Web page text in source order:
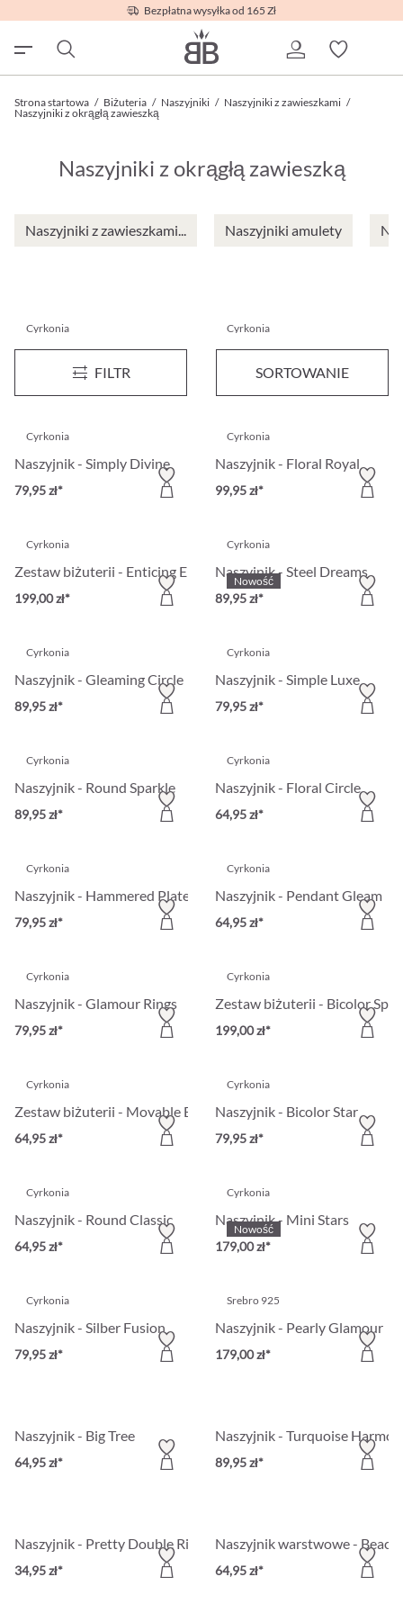
Bezpłatna wysyłka od 165 Zł
Strona startowa / Biżuteria / Naszyjniki / Naszyjniki z zawieszkami /
Naszyjniki z okrągłą zawieszką
Naszyjniki z okrągłą zawieszką
Naszyjniki z zawieszkami... Naszyjniki amulety
FILTR SORTOWANIE
Cyrkonia
Naszyjnik - Zirconia Sun
Cyrkonia
Naszyjnik - Classically Elegant
149,00 zł*
Cyrkonia
Naszyjnik - Simply Divine
79,95 zł*
Cyrkonia
Naszyjnik - Floral Royal
99,95 zł*
Cyrkonia
Zestaw biżuterii - Enticing Emerald
199,00 zł*
Nowość
Cyrkonia
Naszyjnik - Steel Dreams
89,95 zł*
Cyrkonia
Naszyjnik - Gleaming Circle
89,95 zł*
Cyrkonia
Naszyjnik - Simple Luxe
79,95 zł*
Cyrkonia
Naszyjnik - Round Sparkle
89,95 zł*
Cyrkonia
Naszyjnik - Floral Circle
64,95 zł*
Cyrkonia
Naszyjnik - Hammered Plate
79,95 zł*
Cyrkonia
Naszyjnik - Pendant Gleam
64,95 zł*
Cyrkonia
Naszyjnik - Glamour Rings
79,95 zł*
Cyrkonia
Zestaw biżuterii - Bicolor
199,00 zł*
Cyrkonia
Zestaw biżuterii - Movable Ball
64,95 zł*
Cyrkonia
Naszyjnik - Bicolor Star
79,95 zł*
Cyrkonia
Naszyjnik - Round Classic
64,95 zł*
Nowość
Cyrkonia
Naszyjnik - Mini Stars
179,00 zł*
Cyrkonia
Naszyjnik - Silber Fusion
79,95 zł*
Srebro 925
Naszyjnik - Pearly Glamour
179,00 zł*
Naszyjnik - Big Tree
64,95 zł*
Naszyjnik - Turquoise
89,95 zł*
Naszyjnik - Pretty Double Ring
34,95 zł*
Naszyjnik warstwowe - Beach
64,95 zł*